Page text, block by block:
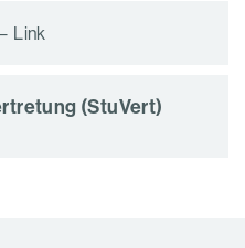
Link
(StuVert)